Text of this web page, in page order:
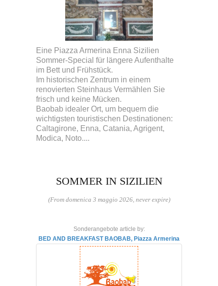
Eine Piazza Armerina Enna Sizilien
Sommer-Special für längere Aufenthalte
im Bett und Frühstück.
Im historischen Zentrum in einem
renovierten Steinhaus Vermählen Sie
frisch und keine Mücken.
Baobab idealer Ort, um bequem die
wichtigsten touristischen Destinationen:
Caltagirone, Enna, Catania, Agrigent,
Modica, Noto....
SOMMER IN SIZILIEN
(From domenica 3 maggio 2026, never expire)
Sonderangebote article by:
BED AND BREAKFAST BAOBAB, Piazza Armerina